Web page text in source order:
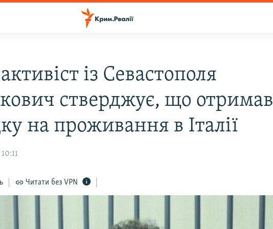
із Севастополя
стверджує, що отримав
на проживання в Італії
Читати без VPN